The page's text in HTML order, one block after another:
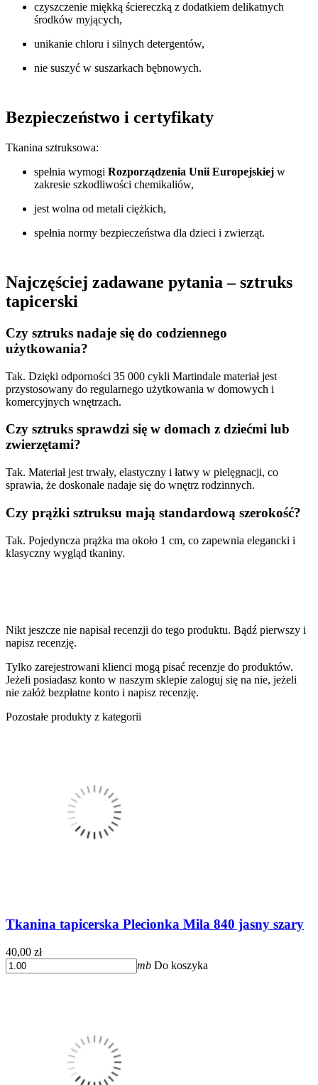
czyszczenie miękką ściereczką z dodatkiem delikatnych
środków myjących,
unikanie chloru i silnych detergentów,
nie suszyć w suszarkach bębnowych.
Bezpieczeństwo i certyfikaty
Tkanina sztruksowa:
spełnia wymogi Rozporządzenia Unii Europejskiej w
zakresie szkodliwości chemikaliów,
jest wolna od metali ciężkich,
spełnia normy bezpieczeństwa dla dzieci i zwierząt.
Najczęściej zadawane pytania – sztruks
tapicerski
Czy sztruks nadaje się do codziennego
użytkowania?
Tak. Dzięki odporności 35 000 cykli Martindale materiał jest
przystosowany do regularnego użytkowania w domowych i
komercyjnych wnętrzach.
Czy sztruks sprawdzi się w domach z dziećmi lub
zwierzętami?
Tak. Materiał jest trwały, elastyczny i łatwy w pielęgnacji, co
sprawia, że doskonale nadaje się do wnętrz rodzinnych.
Czy prążki sztruksu mają standardową szerokość?
Tak. Pojedyncza prążka ma około 1 cm, co zapewnia elegancki i
klasyczny wygląd tkaniny.
Nikt jeszcze nie napisał recenzji do tego produktu. Bądź pierwszy i
napisz recenzję.
Tylko zarejestrowani klienci mogą pisać recenzje do produktów.
Jeżeli posiadasz konto w naszym sklepie zaloguj się na nie, jeżeli
nie załóż bezpłatne konto i napisz recenzję.
Pozostałe produkty z kategorii
Tkanina tapicerska Plecionka Mila 840 jasny szary
40,00 zł
mb Do koszyka